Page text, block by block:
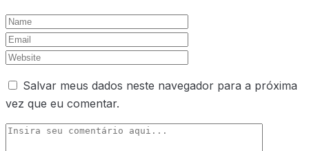
Salvar meus dados neste navegador para a próxima
vez que eu comentar.